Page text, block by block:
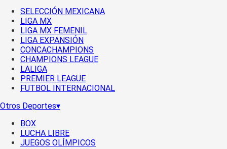
SELECCIÓN MEXICANA
LIGA MX
LIGA MX FEMENIL
LIGA EXPANSIÓN
CONCACHAMPIONS
CHAMPIONS LEAGUE
LALIGA
PREMIER LEAGUE
FUTBOL INTERNACIONAL
Otros Deportes▾
BOX
LUCHA LIBRE
JUEGOS OLÍMPICOS